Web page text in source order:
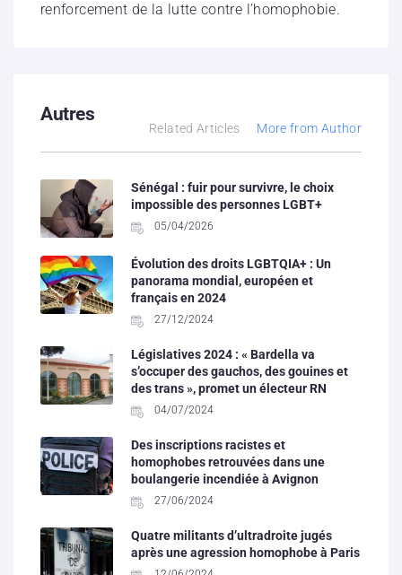
renforcement de la lutte contre l’homophobie.
Autres
Related Articles More from Author
Sénégal : fuir pour survivre, le choix
impossible des personnes LGBT+
05/04/2026
Évolution des droits LGBTQIA+ : Un
panorama mondial, européen et
français en 2024
27/12/2024
Législatives 2024 : « Bardella va
s’occuper des gauchos, des gouines et
des trans », promet un électeur RN
04/07/2024
Des inscriptions racistes et
homophobes retrouvées dans une
boulangerie incendiée à Avignon
27/06/2024
Quatre militants d’ultradroite jugés
après une agression homophobe à Paris